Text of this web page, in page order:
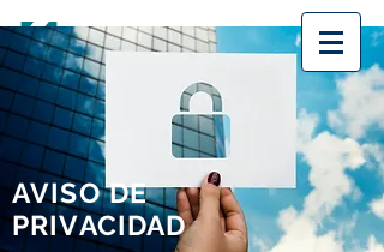
AVISO DE
PRIVACIDAD